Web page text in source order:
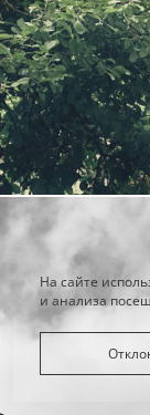
На сайте
и анализа